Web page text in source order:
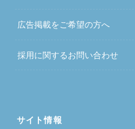
広告掲載をご希望の方へ
採用に関するお問い合わせ
サイト情報